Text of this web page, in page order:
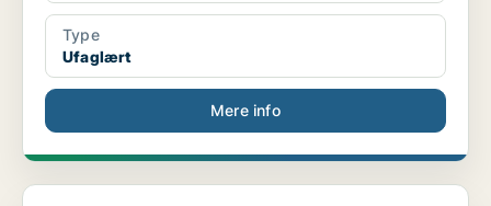
Type
Ufaglært
Mere info
Ufaglærte søges til nedrivning i København